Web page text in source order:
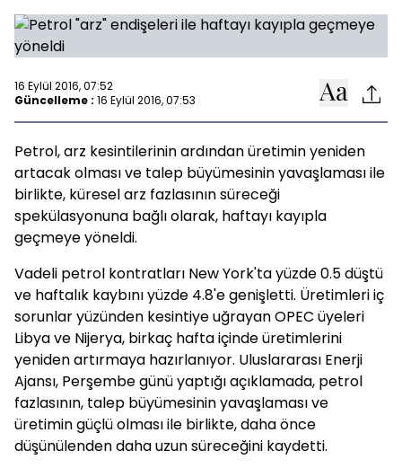
16 Eylül 2016, 07:52
Güncelleme : 16 Eylül 2016, 07:53
Petrol, arz kesintilerinin ardından üretimin yeniden
artacak olması ve talep büyümesinin yavaşlaması ile
birlikte, küresel arz fazlasının süreceği
spekülasyonuna bağlı olarak, haftayı kayıpla
geçmeye yöneldi.
Vadeli petrol kontratları New York'ta yüzde 0.5 düştü
ve haftalık kaybını yüzde 4.8'e genişletti. Üretimleri iç
sorunlar yüzünden kesintiye uğrayan OPEC üyeleri
Libya ve Nijerya, birkaç hafta içinde üretimlerini
yeniden artırmaya hazırlanıyor. Uluslararası Enerji
Ajansı, Perşembe günü yaptığı açıklamada, petrol
fazlasının, talep büyümesinin yavaşlaması ve
üretimin güçlü olması ile birlikte, daha önce
düşünülenden daha uzun süreceğini kaydetti.